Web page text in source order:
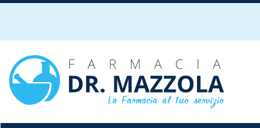
Passa
principale
Farmacia
Mazzola